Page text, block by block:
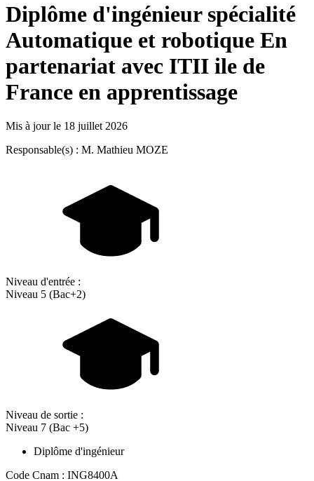
Diplôme d'ingénieur spécialité
Automatique et robotique En
partenariat avec ITII ile de
France en apprentissage
Mis à jour le 18 juillet 2026
Responsable(s) : M. Mathieu MOZE
Niveau d'entrée :
Niveau 5 (Bac+2)
Niveau de sortie :
Niveau 7 (Bac +5)
Diplôme d'ingénieur
Code Cnam : ING8400A